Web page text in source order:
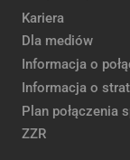
Kariera
Dla mediów
Informacja o
Informacja o
Plan połączenia
ZZR